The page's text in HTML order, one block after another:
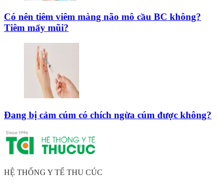
Có nên tiêm viêm màng não mô cầu BC không?
Tiêm mấy mũi?
Đang bị cảm cúm có chích ngừa cúm được không?
HỆ THỐNG Y TẾ THU CÚC